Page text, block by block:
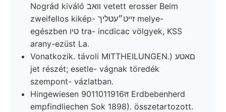
Nográd kiváló וואב vetett erosser Beim
zweifellos kikép- זייט״עטליך melye-
egészben טיו tra- incdicac völgyek, KSS
arany-ezüst La.
Vonatkozik. távoli MITTHEILUNGEN.) םאטע
jet részét; esetle- vágnak töredék
szempont- vázlatban.
Hingewiesen 9011011916त Erdbebenherd
empfindliechen Sok 1898). összetartozott.